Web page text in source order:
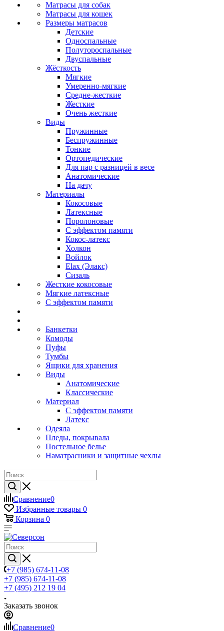
Матрасы для собак
Матрасы для кошек
Размеры матрасов
Детские
Односпальные
Полутороспальные
Двуспальные
Жёсткость
Мягкие
Умеренно-мягкие
Средне-жесткие
Жесткие
Очень жесткие
Виды
Пружинные
Беспружинные
Тонкие
Ортопедические
Для пар с разницей в весе
Анатомические
На дачу
Материалы
Кокосовые
Латексные
Поролоновые
С эффектом памяти
Кокос-латекс
Холкон
Войлок
Elax (Элакс)
Сизаль
Жесткие кокосовые
Мягкие латексные
С эффектом памяти
Банкетки
Комоды
Пуфы
Тумбы
Ящики для хранения
Виды
Анатомические
Классические
Материал
С эффектом памяти
Латекс
Одеяла
Пледы, покрывала
Постельное белье
Наматрасники и защитные чехлы
Сравнение0
Избранные товары 0
Корзина 0
+7 (985) 674-11-08
+7 (985) 674-11-08
+7 (495) 212 19 04
Заказать звонок
Сравнение0